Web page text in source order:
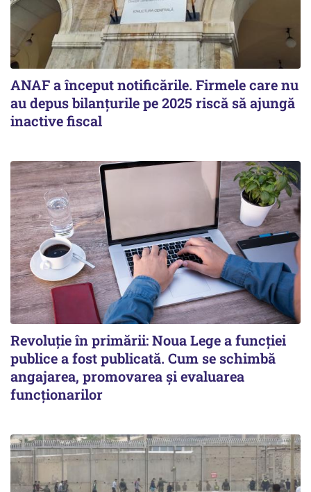
ANAF a început notificările. Firmele care nu
au depus bilanțurile pe 2025 riscă să ajungă
inactive fiscal
Revoluție în primării: Noua Lege a funcției
publice a fost publicată. Cum se schimbă
angajarea, promovarea și evaluarea
funcționarilor